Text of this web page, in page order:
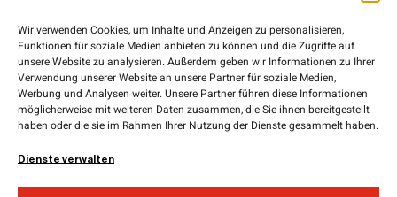
Wir verwenden Cookies, um Inhalte und Anzeigen zu personalisieren,
Funktionen für soziale Medien anbieten zu können und die Zugriffe auf
unsere Website zu analysieren. Außerdem geben wir Informationen zu Ihrer
Verwendung unserer Website an unsere Partner für soziale Medien,
Werbung und Analysen weiter. Unsere Partner führen diese Informationen
möglicherweise mit weiteren Daten zusammen, die Sie ihnen bereitgestellt
haben oder die sie im Rahmen Ihrer Nutzung der Dienste gesammelt haben.
Dienste verwalten
Landhausplatz 1, 4020 Linz
+43 732 7720-111 00
lh.stelzer@ooe.gv.at